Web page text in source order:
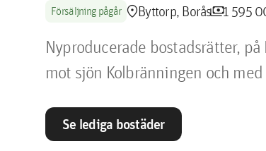
Försäljning pågår location_pinByttorp, Boråspayments1 595
Nyproducerade bostadsrätter,
mot sjön Kolbränningen och
Se lediga bostäder